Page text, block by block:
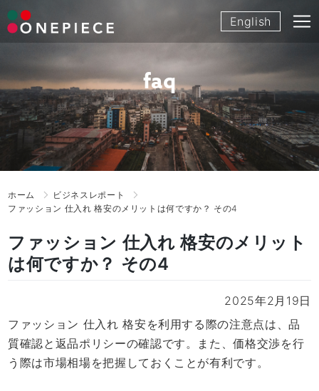
Skip
to
English
faq
ホーム
ビジネスレポート
ファッション 仕入れ 格安のメリットは何ですか？ その4
ファッション 仕入れ 格安のメリット
は何ですか？ その4
2025年2月19日
ファッション 仕入れ 格安を利用する際の注意点は、品
質確認と返品ポリシーの確認です。また、価格交渉を行
う際は市場相場を把握しておくことが有利です。